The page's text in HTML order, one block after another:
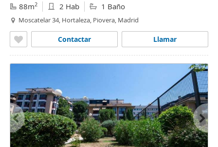
88m2 2 Hab 1 Baño
Moscatelar 34, Hortaleza, Piovera, Madrid
Llamar
Contactar